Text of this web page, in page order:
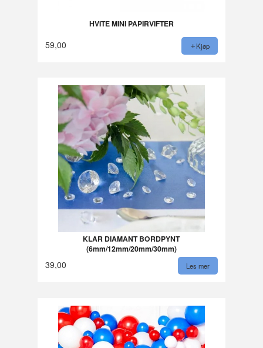
HVITE MINI PAPIRVIFTER
59,00 Kjøp
KLAR DIAMANT BORDPYNT
(6mm/12mm/20mm/30mm)
39,00 Les mer